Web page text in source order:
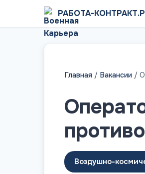
РАБОТА-
Главная / Вакансии /
Воздушно-